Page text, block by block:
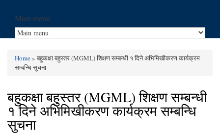
Main menu
You are here
Home» बहुकक्षा बहुस्तर (MGML) शिक्षण सम्बन्धी १ दिने अभिमिखीकरण कार्यक्रम
सम्बन्धि सुचना
बहुकक्षा बहुस्तर (MGML) शिक्षण सम्बन्धी
१ दिने अभिमिखीकरण कार्यक्रम सम्बन्धि
सुचना